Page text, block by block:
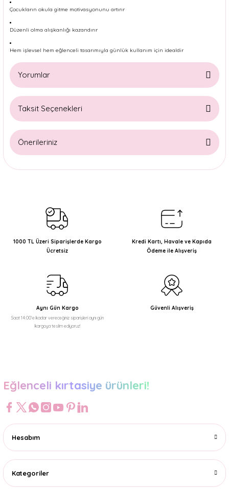
Çocukların okula gitme motivasyonunu artırır
Düzenli olma alışkanlığı kazandırır
Hem işlevsel hem eğlenceli tasarımıyla günlük kullanım için idealdir
Yorumlar
Taksit Seçenekleri
Önerileriniz
Bu ürünün fiyat bilgisi, resim, ürün açıklamalarında ve diğer
Ürün resmi kalitesiz, bozuk veya görüntülenemiyor.
Ürün açıklamasında eksik bilgiler bulunuyor.
Ürün bilgilerinde hatalar bulunuyor.
Bu ürüne benzer farklı alternatifler olmalı.
1000 TL Üzeri Siparişlerde Kargo
Ücretsiz
Kredi Kartı, Havale ve Kapıda
Ödeme ile Alışveriş
Aynı Gün Kargo
Saat 14:00'e kadar vereceğiniz siparişleri aynı gün
kargoya teslim ediyoruz!
Güvenli Alışveriş
Eğlenceli kırtasiye ürünleri!
Hesabım
Kategoriler